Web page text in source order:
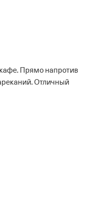
Прямо напротив
Отличный